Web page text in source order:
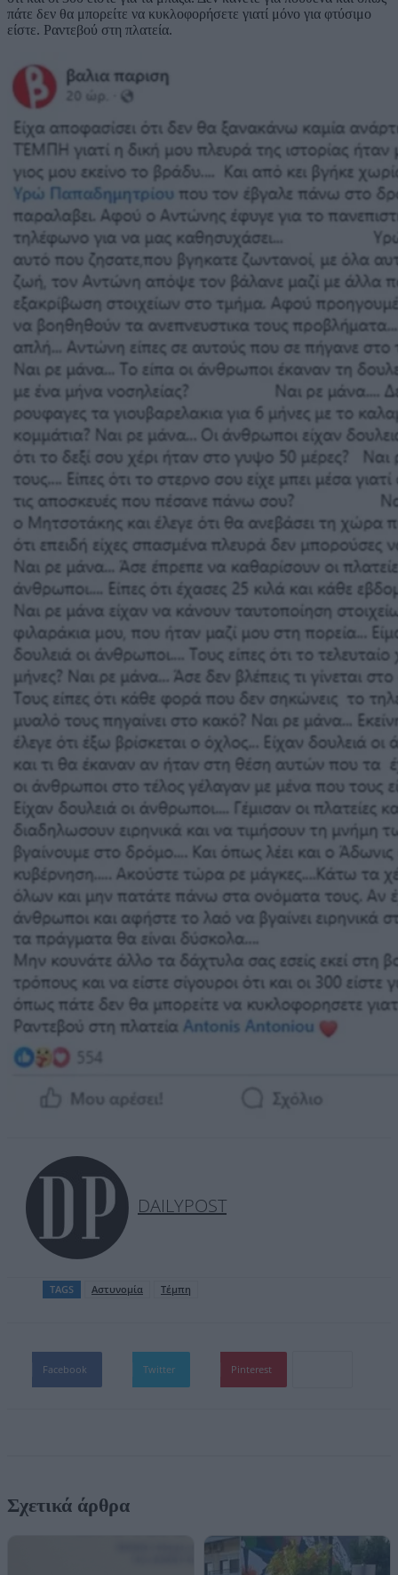
πάτε δεν θα μπορείτε να κυκλοφορήσετε γιατί μόνο για φτύσιμο
είστε. Ραντεβού στη πλατεία.
DAILYPOST
TAGS Αστυνομία Τέμπη
Facebook Twitter Pinterest
Σχετικά άρθρα